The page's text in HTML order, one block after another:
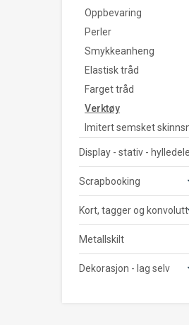
Oppbevaring
Perler
Smykkeanheng
Elastisk tråd
Farget tråd
Verktøy
Imitert semsket
Display - stativ -
Scrapbooking
Kort, tagger og konvolutt
Metallskilt
Dekorasjon - lag selv